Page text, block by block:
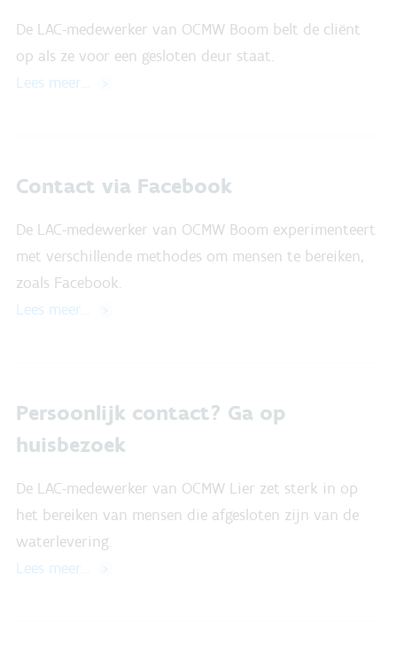
De LAC-medewerker van OCMW Boom belt de cliënt
op als ze voor een gesloten deur staat.
Lees meer…
Contact via Facebook
De LAC-medewerker van OCMW Boom experimenteert
met verschillende methodes om mensen te bereiken,
zoals Facebook.
Lees meer…
Persoonlijk contact? Ga op
huisbezoek
De LAC-medewerker van OCMW Lier zet sterk in op
het bereiken van mensen die afgesloten zijn van de
waterlevering.
Lees meer…